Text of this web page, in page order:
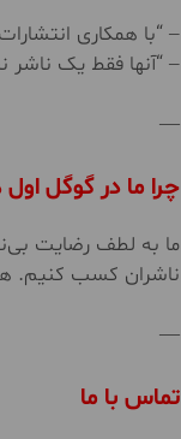
– “با همکاری
– “آنها فقط یک ناشر
—
چرا ما در گوگل
ما به لطف رضایت
ناشران کسب کنیم.
—
تماس با ما